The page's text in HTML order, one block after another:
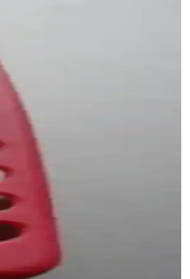
yardımcı oluyoruz.